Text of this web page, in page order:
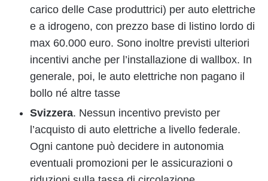
carico delle Case produttrici) per auto elettriche
e a idrogeno, con prezzo base di listino lordo di
max 60.000 euro. Sono inoltre previsti ulteriori
incentivi anche per l’installazione di wallbox. In
generale, poi, le auto elettriche non pagano il
bollo né altre tasse
Svizzera. Nessun incentivo previsto per
l’acquisto di auto elettriche a livello federale.
Ogni cantone può decidere in autonomia
eventuali promozioni per le assicurazioni o